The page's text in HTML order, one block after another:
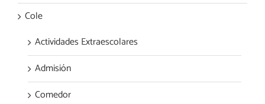
Cole
Actividades Extraescolares
Admisión
Comedor